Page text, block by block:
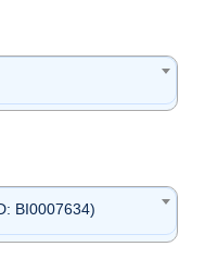
BI0007634)